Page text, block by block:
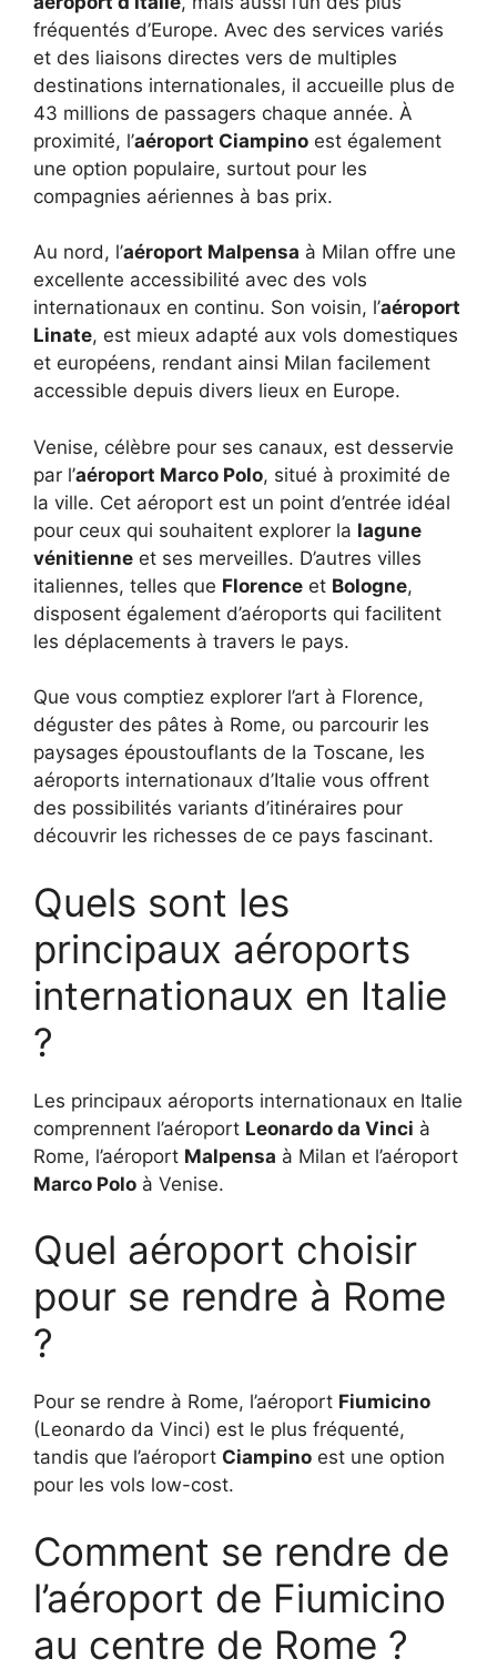
fréquentés d’Europe. Avec des services variés
et des liaisons directes vers de multiples
destinations internationales, il accueille plus de
43 millions de passagers chaque année. À
proximité, l’aéroport Ciampino est également
une option populaire, surtout pour les
compagnies aériennes à bas prix.
Au nord, l’aéroport Malpensa à Milan offre une
excellente accessibilité avec des vols
internationaux en continu. Son voisin, l’aéroport
Linate, est mieux adapté aux vols domestiques
et européens, rendant ainsi Milan facilement
accessible depuis divers lieux en Europe.
Venise, célèbre pour ses canaux, est desservie
par l’aéroport Marco Polo, situé à proximité de
la ville. Cet aéroport est un point d’entrée idéal
pour ceux qui souhaitent explorer la lagune
vénitienne et ses merveilles. D’autres villes
italiennes, telles que Florence et Bologne,
disposent également d’aéroports qui facilitent
les déplacements à travers le pays.
Que vous comptiez explorer l’art à Florence,
déguster des pâtes à Rome, ou parcourir les
paysages époustouflants de la Toscane, les
aéroports internationaux d’Italie vous offrent
des possibilités variants d’itinéraires pour
découvrir les richesses de ce pays fascinant.
Quels sont les
principaux aéroports
internationaux en Italie
?
Les principaux aéroports internationaux en Italie
comprennent l’aéroport Leonardo da Vinci à
Rome, l’aéroport Malpensa à Milan et l’aéroport
Marco Polo à Venise.
Quel aéroport choisir
pour se rendre à Rome
?
Pour se rendre à Rome, l’aéroport Fiumicino
(Leonardo da Vinci) est le plus fréquenté,
tandis que l’aéroport Ciampino est une option
pour les vols low-cost.
Comment se rendre de
l’aéroport de Fiumicino
au centre de Rome ?